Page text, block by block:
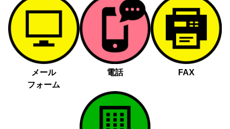
メール
フォーム
電話 FAX